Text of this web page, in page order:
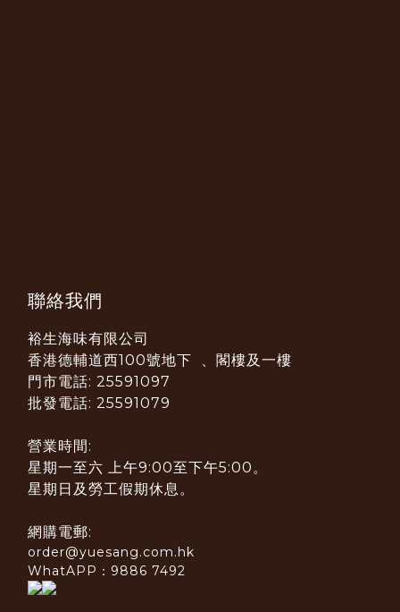
聯絡我們
裕生海味有限公司
香港德輔道西100號地下 、閣樓及一樓
門市電話: 25591097
批發電話: 25591079
營業時間:
星期一至六 上午9:00至下午5:00。
星期日及勞工假期休息。
網購電郵:
order@yuesang.com.hk
WhatAPP：9886 7492